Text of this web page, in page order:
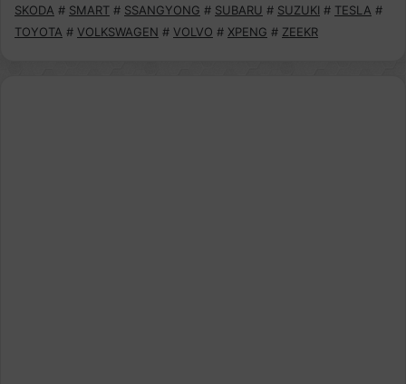
SKODA # SMART # SSANGYONG # SUBARU # SUZUKI # TESLA #
TOYOTA # VOLKSWAGEN # VOLVO # XPENG # ZEEKR